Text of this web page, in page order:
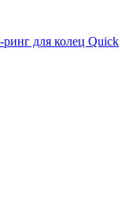
для колец Quick